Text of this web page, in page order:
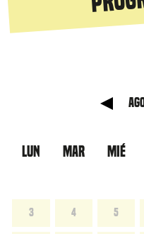
LUN MAR MIÉ
3 4 5